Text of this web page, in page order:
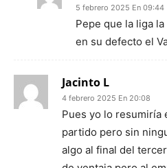
5 febrero 2025 En 09:44
Pepe que la liga
en su defecto el
Jacinto L
4 febrero 2025 En 20:08
Pues yo lo resumiría
partido pero sin
algo al final del